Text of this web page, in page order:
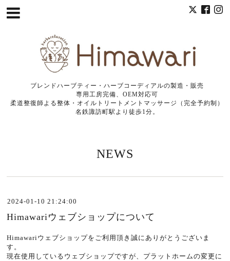
ブレンドハーブティー・ハーブコーディアルの製造・販売
専用工房完備、OEM対応可
柔道整復師よる整体・オイルトリートメントマッサージ（完全予約制）
名鉄諏訪町駅より徒歩1分。
NEWS
2024-01-10 21:24:00
Himawariウェブショップについて
Himawariウェブショップをご利用頂き誠にありがとうございま
す。
現在使用しているウェブショップですが、プラットホームの変更に